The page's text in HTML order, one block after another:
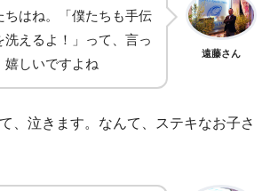
ちはね。「僕たちも手伝
洗えるよ！」って、言っ
嬉しいですよね
遠藤さん
、泣きます。なんて、ステキなお子さ